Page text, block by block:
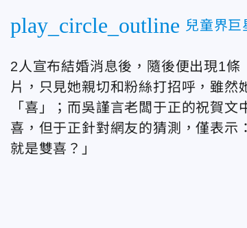
play_circle_outline 兒童界
2人宣布結婚消息後，隨後便出現1
片，只見她親切和粉絲打招呼，雖然
「喜」；而吳謹言老闆于正的祝賀
喜，但于正針對網友的猜測，僅表示
就是雙喜？」